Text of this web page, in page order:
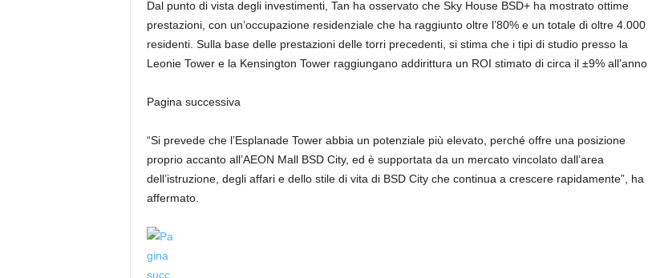
Dal punto di vista degli investimenti, Tan ha osservato che Sky House BSD+ ha mostrato ottime
prestazioni, con un’occupazione residenziale che ha raggiunto oltre l’80% e un totale di oltre 4.000
residenti. Sulla base delle prestazioni delle torri precedenti, si stima che i tipi di studio presso la
Leonie Tower e la Kensington Tower raggiungano addirittura un ROI stimato di circa il ±9% all’anno.
Pagina successiva
“Si prevede che l’Esplanade Tower abbia un potenziale più elevato, perché offre una posizione
proprio accanto all’AEON Mall BSD City, ed è supportata da un mercato vincolato dall’area
dell’istruzione, degli affari e dello stile di vita di BSD City che continua a crescere rapidamente”, ha
affermato.